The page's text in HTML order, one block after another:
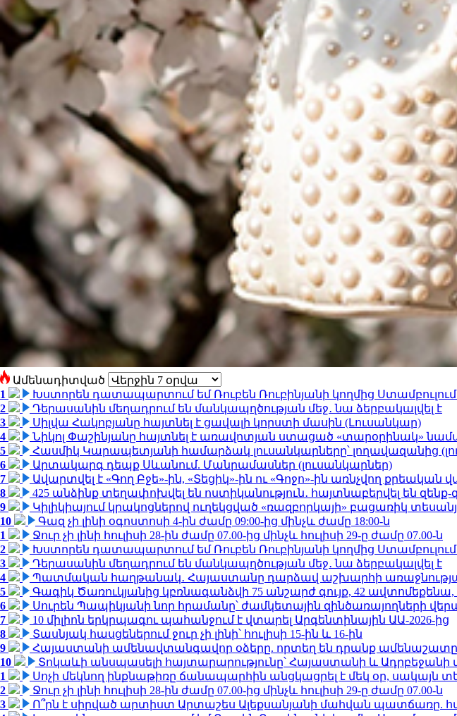
Ամենադիտված
1
Խստորեն դատապարտում եմ Ռուբեն Ռուբինյանի կողմից Ստամբուլում
2
Դերասանին մեղադրում են մանկապղծության մեջ․ նա ձերբակալվել է
3
Սիլվա Հակոբյանը հայտնել է ցավալի կորստի մասին (Լուսանկար)
4
Նիկոլ Փաշինյանը հայտնել է առավոտյան ստացած «տարօրինակ»
5
Հասմիկ Կարապետյանի համարձակ լուսանկարները՝ լողավազանից
6
Արտակարգ դեպք Սևանում. Մանրամասներ (լուսանկարներ)
7
Ավարտվել է «Գող Բջե»-ին, «Տեցիկ»-ին ու «Գոջո»-ին առնչվող քրեական
8
425 անձինք տեղափոխվել են ոստիկանություն․ հայտնաբերվել են
9
Կիլիկիայում կրակոցներով ուղեկցված «ռազբորկայի» բացառիկ
10
Գազ չի լինի օգոստոսի 4-ին ժամը 09:00-ից մինչև ժամը 18:00-ն
1
Ջուր չի լինի հուլիսի 28-ին ժամը 07.00-ից մինչև հուլիսի 29-ը ժամը 07.00-ն
2
Խստորեն դատապարտում եմ Ռուբեն Ռուբինյանի կողմից Ստամբուլում
3
Դերասանին մեղադրում են մանկապղծության մեջ․ նա ձերբակալվել է
4
Պատմական հաղթանակ․ Հայաստանը դարձավ աշխարհի
5
Գագիկ Ծառուկյանից կբռնագանձվի 75 անշարժ գույք, 42 ավտոմեքենա,
6
Սուրեն Պապիկյանի նոր հրամանը՝ ժամկետային զինծառայողների
7
10 միլիոն երկրպագու պահանջում է վտարել Արգենտինային ԱԱ-2026-ից
8
Տասնյակ հասցեներում ջուր չի լինի՝ հուլիսի 15-ին և 16-ին
9
Հայաստանի ամենավտանգավոր օձերը. որտեղ են դրանք
10
Տոկաևի անսպասելի հայտարարությունը՝ Հայաստանի և Ադրբեջանի
1
Սոչի մեկնող ինքնաթիռը ճանապարհին անցկացրել է մեկ օր, սակայն
2
Ջուր չի լինի հուլիսի 28-ին ժամը 07.00-ից մինչև հուլիսի 29-ը ժամը 07.00-ն
3
Ո՞րն է սիրված արտիստ Արտաշես Ալեքսանյանի մահվան պատճառը.